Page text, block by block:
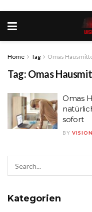
Home Tag Omas
Tag: Omas
Omas
sofort
BY
Kategorien